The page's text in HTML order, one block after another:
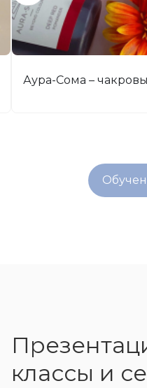
Нейрографика: курс
классы и